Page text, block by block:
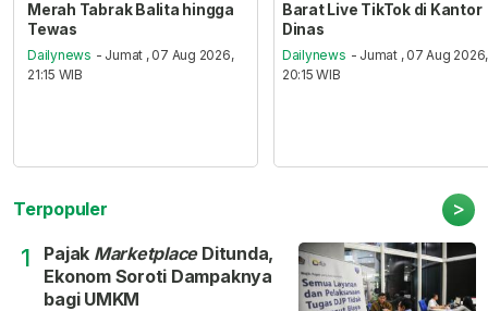
Merah Tabrak Balita hingga
Tewas
Dailynews - Jumat , 07 Aug 2026,
21:15 WIB
Barat Live TikTok di Kantor
Dinas
Dailynews - Jumat , 07 Aug 2026,
20:15 WIB
Terpopuler >
1 Pajak MarketplaceDitunda,
Ekonom Soroti Dampaknya
bagi UMKM